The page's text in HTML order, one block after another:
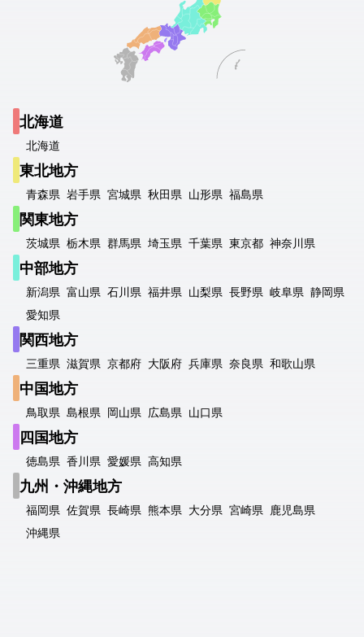
北海道
北海道
東北地方
青森県 岩手県 宮城県 秋田県 山形県 福島県
関東地方
茨城県 栃木県 群馬県 埼玉県 千葉県 東京都 神奈川県
中部地方
新潟県 富山県 石川県 福井県 山梨県 長野県 岐阜県 静岡県
愛知県
関西地方
三重県 滋賀県 京都府 大阪府 兵庫県 奈良県 和歌山県
中国地方
鳥取県 島根県 岡山県 広島県 山口県
四国地方
徳島県 香川県 愛媛県 高知県
九州・沖縄地方
福岡県 佐賀県 長崎県 熊本県 大分県 宮崎県 鹿児島県
沖縄県